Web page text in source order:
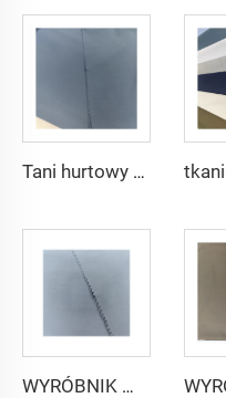
Tani hurtowy mikrofibrowy materiał arabski na thobe dla mężczyzn z poliestru Toyobo koszula arabska
WYRÓBNIK mikrofibrowej tkaniny dla mężczyzn z wirującego poliestru tkanina toyobo koszula arabski thobe